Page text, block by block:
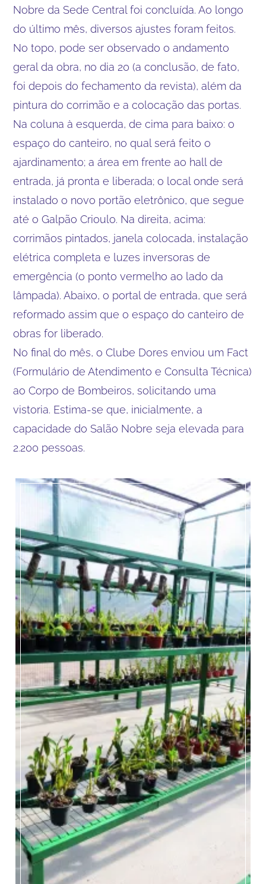
Nobre da Sede Central foi concluída. Ao longo
do último mês, diversos ajustes foram feitos.
No topo, pode ser observado o andamento
geral da obra, no dia 20 (a conclusão, de fato,
foi depois do fechamento da revista), além da
pintura do corrimão e a colocação das portas.
Na coluna à esquerda, de cima para baixo: o
espaço do canteiro, no qual será feito o
ajardinamento; a área em frente ao hall de
entrada, já pronta e liberada; o local onde será
instalado o novo portão eletrônico, que segue
até o Galpão Crioulo. Na direita, acima:
corrimãos pintados, janela colocada, instalação
elétrica completa e luzes inversoras de
emergência (o ponto vermelho ao lado da
lâmpada). Abaixo, o portal de entrada, que será
reformado assim que o espaço do canteiro de
obras for liberado.
No final do mês, o Clube Dores enviou um Fact
(Formulário de Atendimento e Consulta Técnica)
ao Corpo de Bombeiros, solicitando uma
vistoria. Estima-se que, inicialmente, a
capacidade do Salão Nobre seja elevada para
2.200 pessoas.